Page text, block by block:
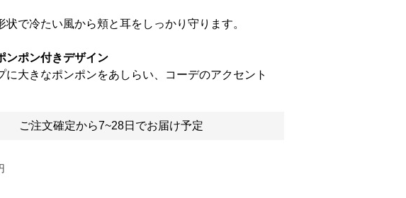
状で冷たい風から頬と耳をしっかり守ります。
ンポン付きデザイン
に大きなポンポンをあしらい、コーデのアクセント
ご注文確定から7~28日でお届け予定